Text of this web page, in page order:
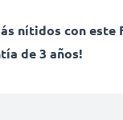
con este
de 3 años!